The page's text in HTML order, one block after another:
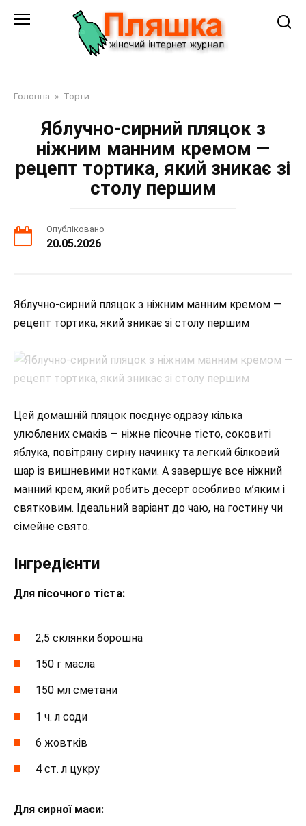
Головна » Торти
Яблучно-сирний пляцок з
ніжним манним кремом —
рецепт тортика, який зникає зі
столу першим
Опубліковано
20.05.2026
Яблучно-сирний пляцок з ніжним манним кремом —
рецепт тортика, який зникає зі столу першим
Цей домашній пляцок поєднує одразу кілька
улюблених смаків — ніжне пісочне тісто, соковиті
яблука, повітряну сирну начинку та легкий білковий
шар із вишневими нотками. А завершує все ніжний
манний крем, який робить десерт особливо м’яким і
святковим. Ідеальний варіант до чаю, на гостину чи
сімейне свято.
Інгредієнти
Для пісочного тіста:
2,5 склянки борошна
150 г масла
150 мл сметани
1 ч. л соди
6 жовтків
4 ст. л цукру
Для сирної маси: